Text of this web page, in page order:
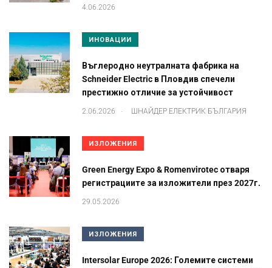
4.06.2026
ИНОВАЦИИ
Въглеродно неутралната фабрика на
Schneider Electric в Пловдив спечели
престижно отличие за устойчивост
2.06.2026 . ШНАЙДЕР ЕЛЕКТРИК БЪЛГАРИЯ
ИЗЛОЖЕНИЯ
Green Energy Expo & Romenvirotec отваря
регистрациите за изложители през 2027г.
29.05.2026
ИЗЛОЖЕНИЯ
Intersolar Europe 2026: Големите системи